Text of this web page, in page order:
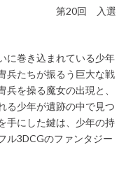
第20回 入選
に巻き込まれている少年
兵たちが振るう巨大な戦
を操る魔女の出現と、
る少年が遺跡の中で見つ
手にした鍵は、少年の持
ル3DCGのファンタジー